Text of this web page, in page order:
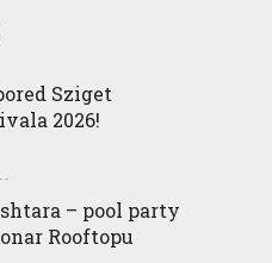
Sziget
2026!
– pool party
Rooftopu